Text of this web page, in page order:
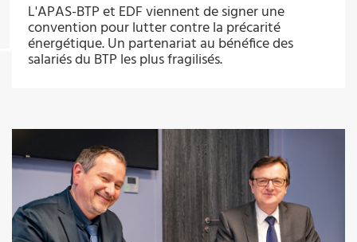
L'APAS-BTP et EDF viennent de signer une
convention pour lutter contre la précarité
énergétique. Un partenariat au bénéfice des
salariés du BTP les plus fragilisés.